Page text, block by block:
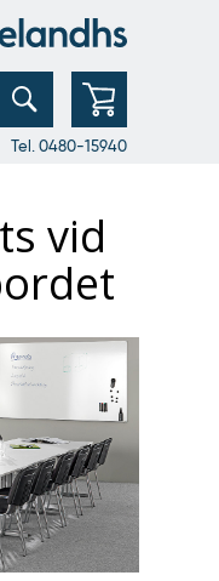
Tel. 0480-15940
vid